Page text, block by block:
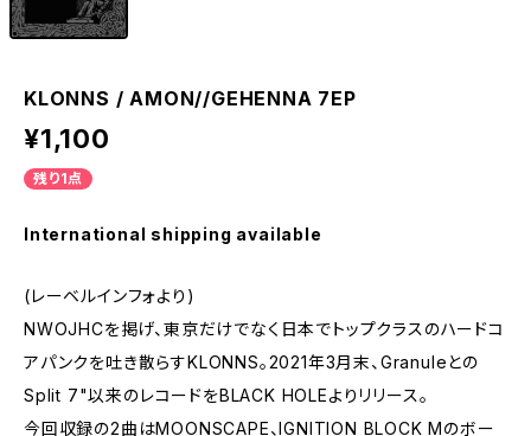
KLONNS / AMON//GEHENNA 7EP
¥1,100
残り1点
International shipping available
(レーベルインフォより)
NWOJHCを掲げ、東京だけでなく日本でトップクラスのハードコ
アパンクを吐き散らすKLONNS。2021年3月末、Granuleとの
Split 7"以来のレコードをBLACK HOLEよりリリース。
今回収録の2曲はMOONSCAPE、IGNITION BLOCK Mのボー